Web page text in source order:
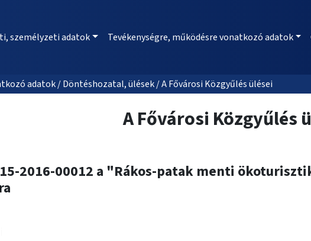
személyzeti adatok Tevékenységre, működésre vonatkozó adatok
adatok / Döntéshozatal, ülések / A Fővárosi Közgyűlés ülései
A Fővárosi Közgyűlés
15-2016-00012 a "Rákos-patak menti